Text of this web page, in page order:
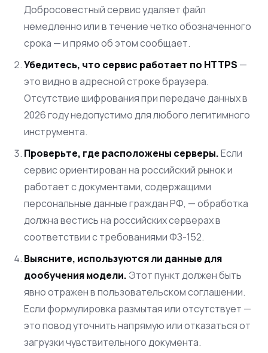
Добросовестный сервис удаляет файл
немедленно или в течение четко обозначенного
срока — и прямо об этом сообщает.
Убедитесь, что сервис работает по HTTPS —
это видно в адресной строке браузера.
Отсутствие шифрования при передаче данных в
2026 году недопустимо для любого легитимного
инструмента.
Проверьте, где расположены серверы.Если
сервис ориентирован на российский рынок и
работает с документами, содержащими
персональные данные граждан РФ, — обработка
должна вестись на российских серверах в
соответствии с требованиями ФЗ-152.
Выясните, используются ли данные для
дообучения модели. Этот пункт должен быть
явно отражен в пользовательском соглашении.
Если формулировка размытая или отсутствует —
это повод уточнить напрямую или отказаться от
загрузки чувствительного документа.